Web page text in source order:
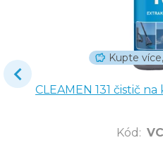
Kupte
CLEAMEN 131 čistič
Kód :